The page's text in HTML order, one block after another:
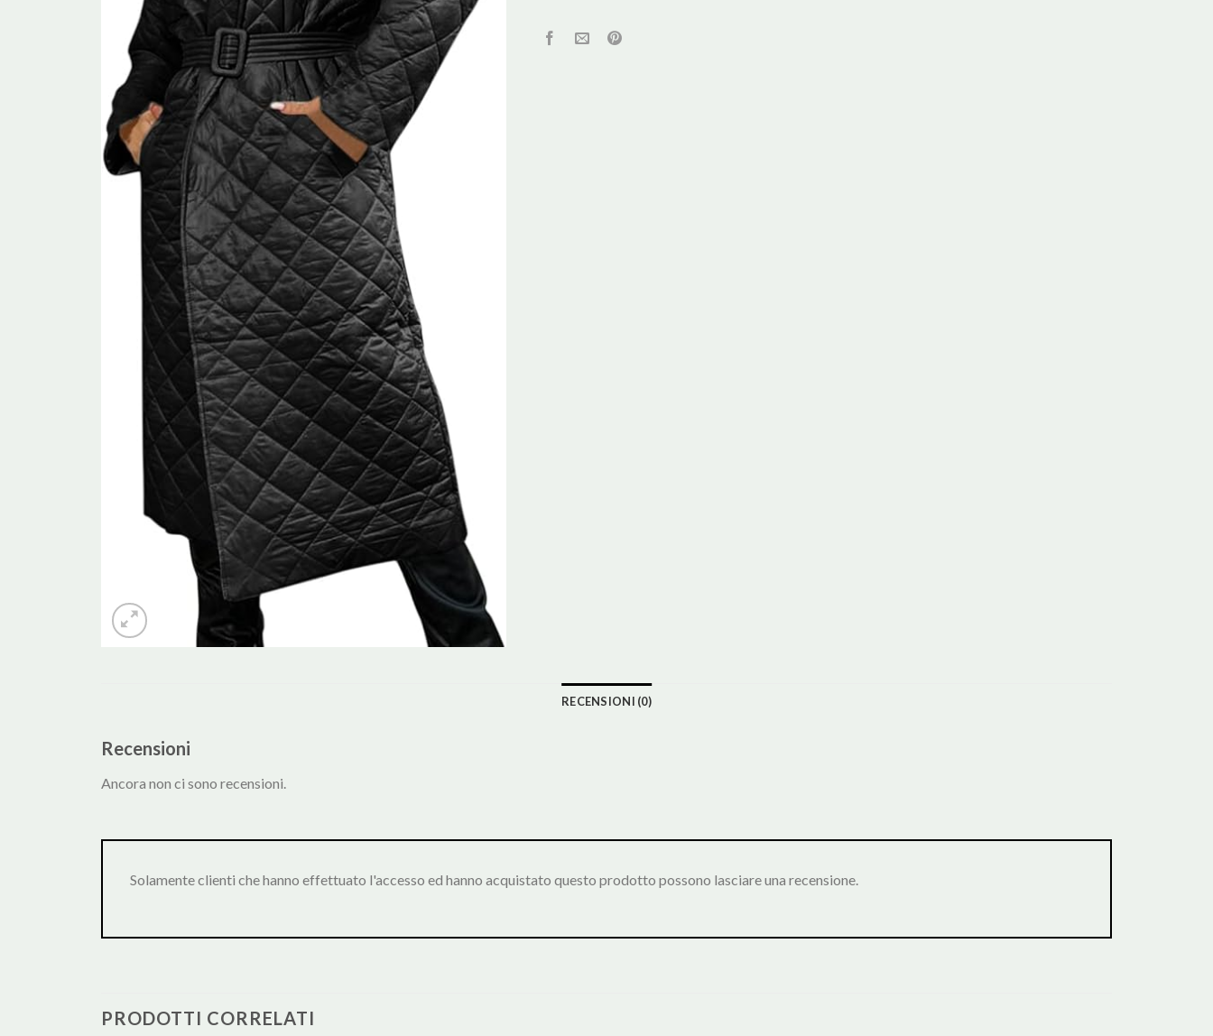
RECENSIONI (0)
Recensioni
Ancora non ci sono recensioni.
Solamente clienti che hanno effettuato l'accesso ed hanno acquistato questo prodotto possono lasciare una recensione.
PRODOTTI CORRELATI